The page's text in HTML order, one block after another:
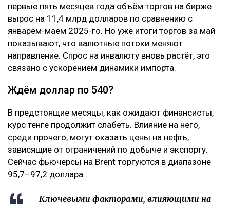
первые пять месяцев года объём торгов на бирже
вырос на 11,4 млрд долларов по сравнению с
январём-маем 2025-го. Но уже итоги торгов за май
показывают, что валютные потоки меняют
направление. Спрос на инвалюту вновь растёт, это
связано с ускорением динамики импорта.
Ждём доллар по 540?
В предстоящие месяцы, как ожидают финансисты,
курс тенге продолжит слабеть. Влияние на него,
среди прочего, могут оказать цены на нефть,
зависящие от ограничений по добыче и экспорту.
Сейчас фьючерсы на Brent торгуются в диапазоне
95,7–97,2 доллара.
— Ключевыми факторами, влияющими на